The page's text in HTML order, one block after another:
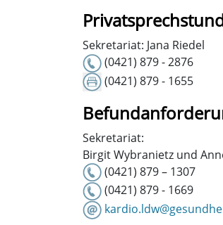
Sekretariat: Jana Riedel
(0421) 879 - 2876
(0421) 879 - 1655
Sekretariat:
Birgit Wybranietz und
(0421) 879 – 1307
(0421) 879 - 1669